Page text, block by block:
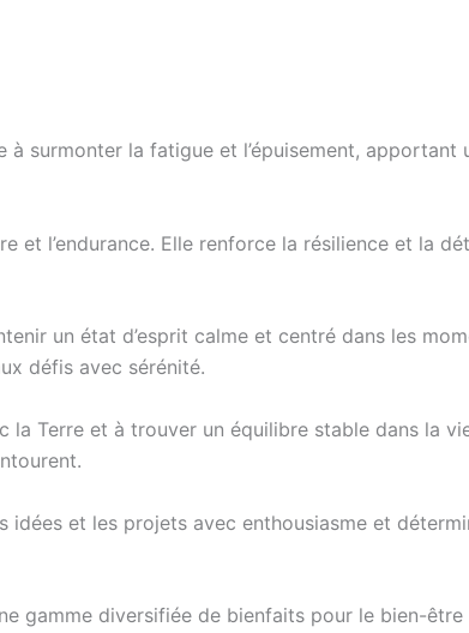
surmonter la fatigue et l’épuisement, apportant
l’endurance. Elle renforce la résilience et la
un état d’esprit calme et centré dans les
défis avec sérénité.
la Terre et à trouver un équilibre stable dans la
et les projets avec enthousiasme et
gamme diversifiée de bienfaits pour le bien-